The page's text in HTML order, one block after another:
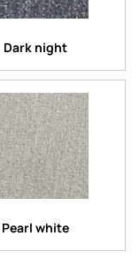
Dark night
Pearl white